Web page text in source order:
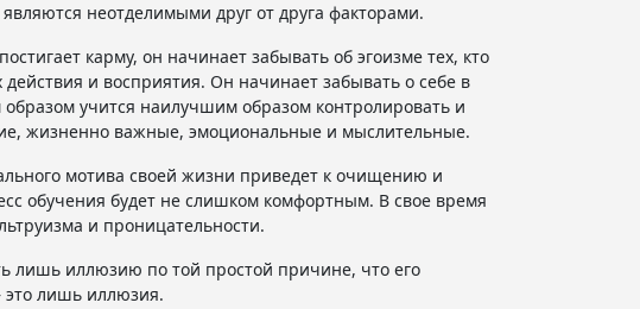
неотделимыми друг от друга факторами.
карму, он начинает забывать об эгоизме тех, кто
и восприятия. Он начинает забывать о себе в
учится наилучшим образом контролировать и
жизненно важные, эмоциональные и мыслительные.
мотива своей жизни приведет к очищению и
обучения будет не слишком комфортным. В свое время
и проницательности.
лишь иллюзию по той простой причине, что его
это лишь иллюзия.